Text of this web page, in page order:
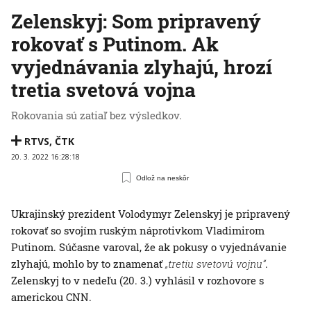
Zelenskyj: Som pripravený
rokovať s Putinom. Ak
vyjednávania zlyhajú, hrozí
tretia svetová vojna
Rokovania sú zatiaľ bez výsledkov.
RTVS, ČTK
20. 3. 2022 16:28:18
Odlož na neskôr
Ukrajinský prezident Volodymyr Zelenskyj je pripravený
rokovať so svojím ruským náprotivkom Vladimirom
Putinom. Súčasne varoval, že ak pokusy o vyjednávanie
zlyhajú, mohlo by to znamenať„tretiu svetovú vojnu“.
Zelenskyj to v nedeľu (20. 3.) vyhlásil v rozhovore s
americkou CNN.